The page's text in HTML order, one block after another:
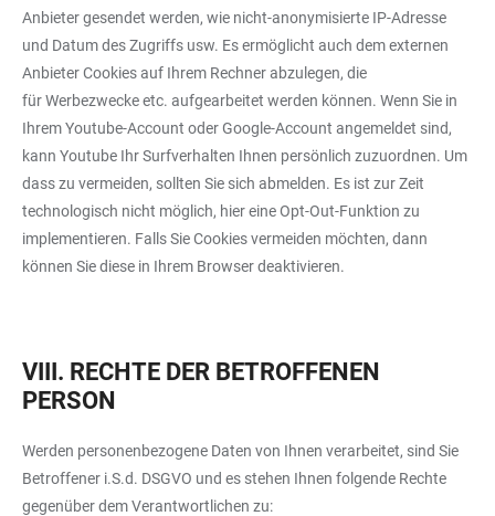
Anbieter gesendet werden, wie nicht-anonymisierte IP-Adresse
und Datum des Zugriffs usw. Es ermöglicht auch dem externen
Anbieter Cookies auf Ihrem Rechner abzulegen, die
für Werbezwecke etc. aufgearbeitet werden können. Wenn Sie in
Ihrem Youtube-Account oder Google-Account angemeldet sind,
kann Youtube Ihr Surfverhalten Ihnen persönlich zuzuordnen. Um
dass zu vermeiden, sollten Sie sich abmelden. Es ist zur Zeit
technologisch nicht möglich, hier eine Opt-Out-Funktion zu
implementieren. Falls Sie Cookies vermeiden möchten, dann
können Sie diese in Ihrem Browser deaktivieren.
VIII. RECHTE DER BETROFFENEN
PERSON
Werden personenbezogene Daten von Ihnen verarbeitet, sind Sie
Betroffener i.S.d. DSGVO und es stehen Ihnen folgende Rechte
gegenüber dem Verantwortlichen zu: